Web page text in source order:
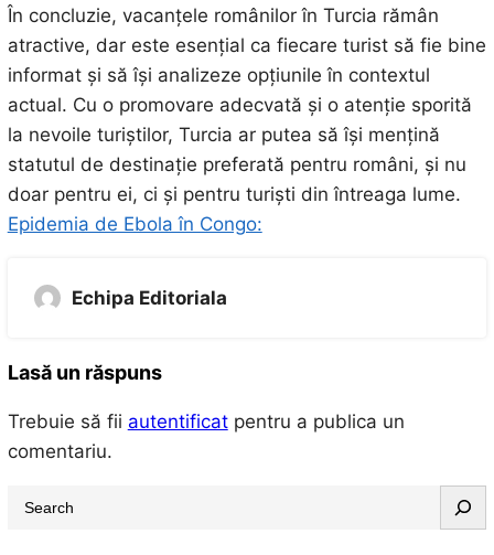
În concluzie, vacanțele românilor în Turcia rămân
atractive, dar este esențial ca fiecare turist să fie bine
informat și să își analizeze opțiunile în contextul
actual. Cu o promovare adecvată și o atenție sporită
la nevoile turiștilor, Turcia ar putea să își mențină
statutul de destinație preferată pentru români, și nu
doar pentru ei, ci și pentru turiști din întreaga lume.
Epidemia de Ebola în Congo:
Echipa Editoriala
Lasă un răspuns
Trebuie să fii autentificatpentru a publica un
comentariu.